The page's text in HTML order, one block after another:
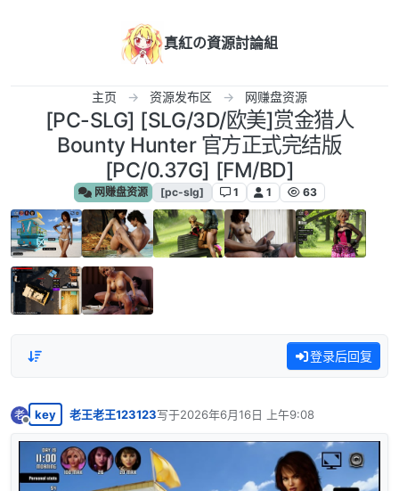
真紅の資源討論組
主页 资源发布区 网赚盘资源
[PC-SLG] [SLG/3D/欧美]赏金猎人
Bounty Hunter 官方正式完结版
[PC/0.37G] [FM/BD]
网赚盘资源 [pc-slg] 1 1 63
登录后回复
老
离线
key 老王老王123123写于2026年6月16日 上午9:08
最后由 编辑